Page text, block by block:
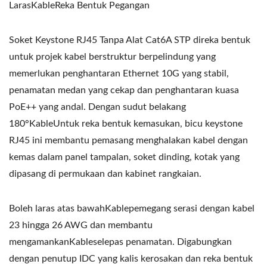
LarasKableReka Bentuk Pegangan
Soket Keystone RJ45 Tanpa Alat Cat6A STP direka bentuk
untuk projek kabel berstruktur berpelindung yang
memerlukan penghantaran Ethernet 10G yang stabil,
penamatan medan yang cekap dan penghantaran kuasa
PoE++ yang andal. Dengan sudut belakang
180°KableUntuk reka bentuk kemasukan, bicu keystone
RJ45 ini membantu pemasang menghalakan kabel dengan
kemas dalam panel tampalan, soket dinding, kotak yang
dipasang di permukaan dan kabinet rangkaian.
Boleh laras atas bawahKablepemegang serasi dengan kabel
23 hingga 26 AWG dan membantu
mengamankanKableselepas penamatan. Digabungkan
dengan penutup IDC yang kalis kerosakan dan reka bentuk